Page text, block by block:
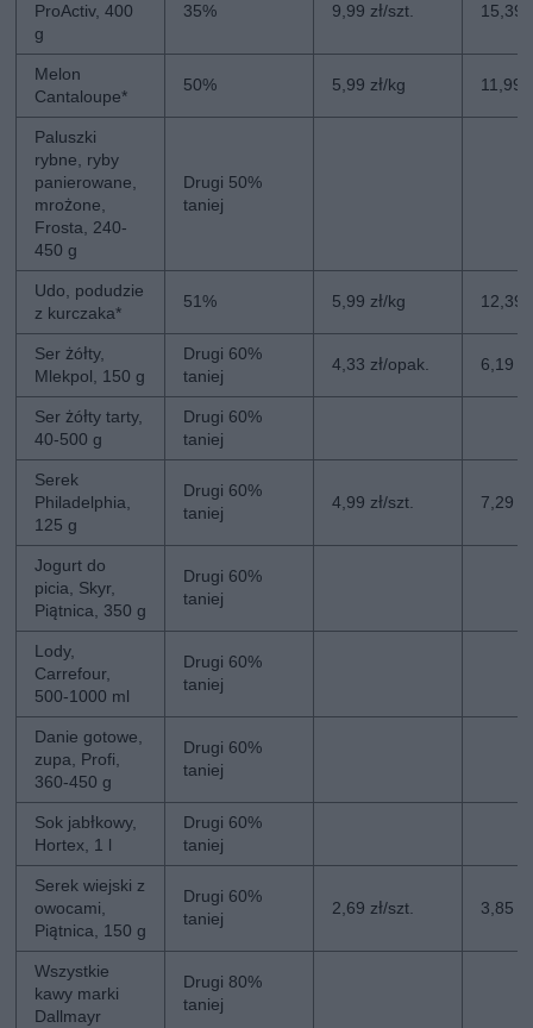
ProActiv, 400
g
35% 9,99 zł/szt. 15,39
Melon
Cantaloupe*
50% 5,99 zł/kg 11,99
Paluszki
rybne, ryby
panierowane,
mrożone,
Frosta, 240-
450 g
Drugi 50%
taniej
Udo, podudzie
z kurczaka*
51% 5,99 zł/kg 12,39
Ser żółty,
Mlekpol, 150 g
Drugi 60%
taniej
4,33 zł/opak. 6,19
Ser żółty tarty,
40-500 g
Drugi 60%
taniej
Serek
Philadelphia,
125 g
Drugi 60%
taniej
4,99 zł/szt. 7,29
Jogurt do
picia, Skyr,
Piątnica, 350 g
Drugi 60%
taniej
Lody,
Carrefour,
500-1000 ml
Drugi 60%
taniej
Danie gotowe,
zupa, Profi,
360-450 g
Drugi 60%
taniej
Sok jabłkowy,
Hortex, 1 l
Drugi 60%
taniej
Serek wiejski z
owocami,
Piątnica, 150 g
Drugi 60%
taniej
2,69 zł/szt. 3,85
Wszystkie
kawy marki
Dallmayr
Drugi 80%
taniej